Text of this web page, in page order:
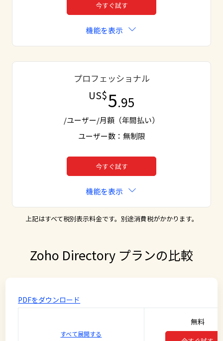
今すぐ試す
機能を表示
プロフェッショナル
US$5.95
/ユーザー/月額（年間払い）
ユーザー数：無制限
今すぐ試す
機能を表示
上記はすべて税別表示料金です。別途消費税がかかります。
Zoho Directory プランの比較
PDFをダウンロード
すべて展開する
無料